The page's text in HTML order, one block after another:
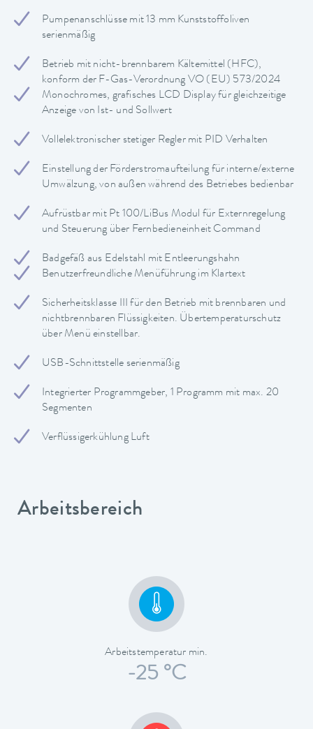
Pumpenanschlüsse mit 13 mm Kunststoffoliven
serienmäßig
Betrieb mit nicht-brennbarem Kältemittel (HFC),
konform der F-Gas-Verordnung VO (EU) 573/2024
Monochromes, grafisches LCD Display für gleichzeitige
Anzeige von Ist- und Sollwert
Vollelektronischer stetiger Regler mit PID Verhalten
Einstellung der Förderstromaufteilung für interne/externe
Umwälzung, von außen während des Betriebes bedienbar
Aufrüstbar mit Pt 100/LiBus Modul für Externregelung
und Steuerung über Fernbedieneinheit Command
Badgefäß aus Edelstahl mit Entleerungshahn
Benutzerfreundliche Menüführung im Klartext
Sicherheitsklasse III für den Betrieb mit brennbaren und
nichtbrennbaren Flüssigkeiten. Übertemperaturschutz
über Menü einstellbar.
USB-Schnittstelle serienmäßig
Integrierter Programmgeber, 1 Programm mit max. 20
Segmenten
Verflüssigerkühlung Luft
Arbeitsbereich
Arbeitstemperatur min.
-25 °C